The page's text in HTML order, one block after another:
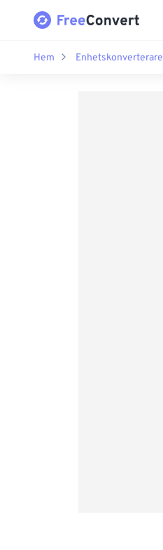
Hem Enhetskonverterare